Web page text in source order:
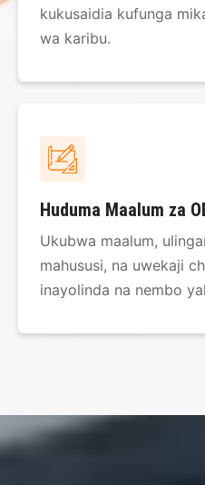
kukusaidia kufunga
wa karibu.
Huduma Maalum za
Ukubwa maalum,
mahususi, na uwekaji
inayolinda na nembo